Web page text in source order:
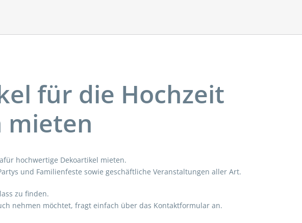
für die Hochzeit
mieten
hochwertige Dekoartikel mieten.
und Familienfeste sowie geschäftliche Veranstaltungen aller Art.
zu finden.
nehmen möchtet, fragt einfach über das Kontaktformular an.